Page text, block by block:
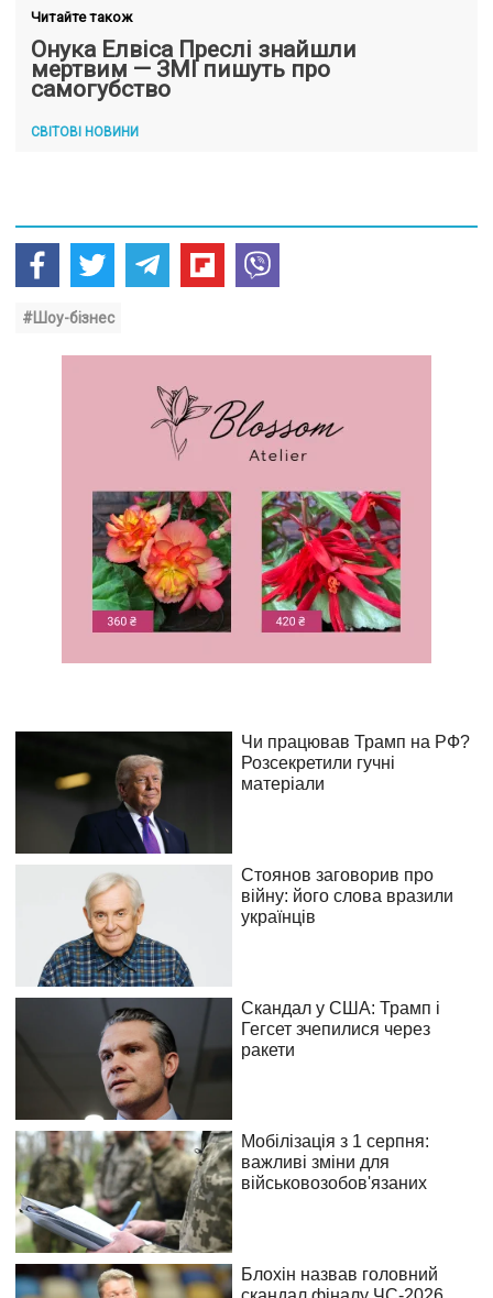
Читайте також
Онука Елвіса Преслі знайшли
мертвим — ЗМІ пишуть про
самогубство
СВІТОВІ НОВИНИ
#Шоу-бізнес